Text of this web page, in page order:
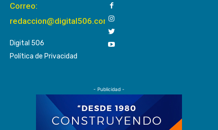
Correo:
redaccion@digital506.com
Digital 506
Política de Privacidad
- Publicidad -